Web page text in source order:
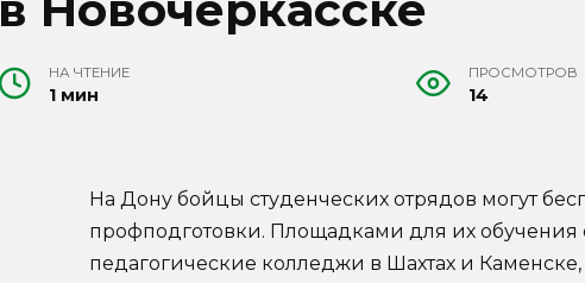
НА ЧТЕНИЕ
1 мин
ПРОСМОТРОВ
14
На Дону бойцы студенческих отрядов могут
профподготовки. Площадками для их обучения
педагогические колледжи в Шахтах и